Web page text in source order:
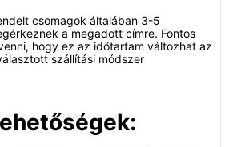
csomagok általában 3-5
a megadott címre. Fontos
hogy ez az időtartam változhat az
szállítási módszer